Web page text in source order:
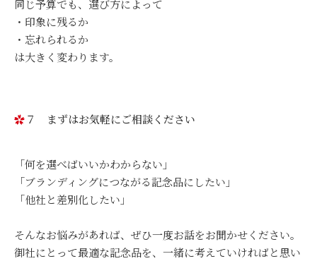
同じ予算でも、選び方によって
・印象に残るか
・忘れられるか
は大きく変わります。
７ まずはお気軽にご相談ください
「何を選べばいいかわからない」
「ブランディングにつながる記念品にしたい」
「他社と差別化したい」
そんなお悩みがあれば、ぜひ一度お話をお聞かせください。
御社にとって最適な記念品を、一緒に考えていければと思い